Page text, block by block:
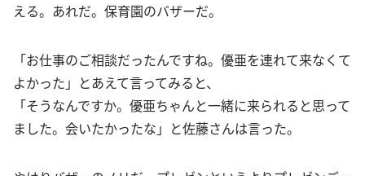
える。あれだ。保育園のバザーだ。
「お仕事のご相談だったんですね。優亜を連れて来なくて
よかった」とあえて言ってみると、
「そうなんですか。優亜ちゃんと一緒に来られると思って
ました。会いたかったな」と佐藤さんは言った。